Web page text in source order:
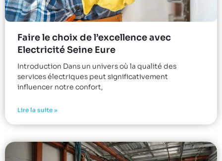
Faire le choix de l’excellence avec
Electricité Seine Eure
Introduction Dans un univers où la qualité des
services électriques peut significativement
influencer notre confort,
Lire la suite »